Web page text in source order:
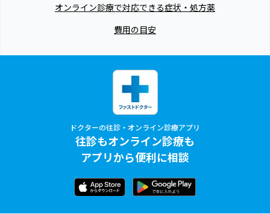
オンライン診療で対応できる症状・処方薬
費用の目安
ドクターの往診・オンライン診療アプリ
往診もオンライン診療も
アプリから便利に相談